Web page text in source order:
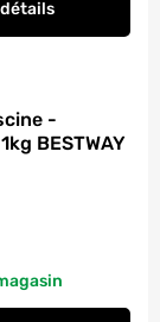
-
BESTWAY